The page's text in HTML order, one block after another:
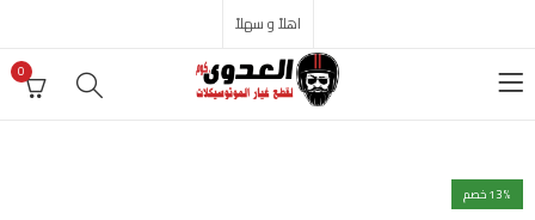
اهلاً و سهلاً
0
13% خصم